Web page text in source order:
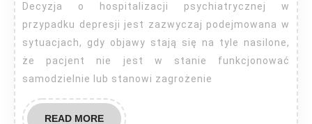
Decyzja o hospitalizacji psychiatrycznej w
przypadku depresji jest zazwyczaj podejmowana w
sytuacjach, gdy objawy stają się na tyle nasilone,
że pacjent nie jest w stanie funkcjonować
samodzielnie lub stanowi zagrożenie
READ MOREREAD